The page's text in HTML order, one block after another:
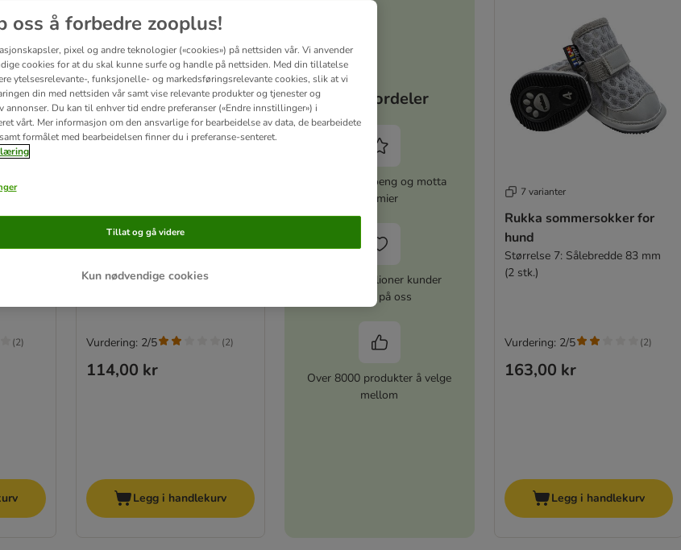
for
mm
(2)
Rukka sommersokker for
hund
(2 stk.)
114,00 kr
Vurdering: 2/5 (2)
Legg i handlekurv
Dine fordeler
Samle zooPoeng og motta
premier
Over 10 millioner kunder
stoler på oss
Over 8000 produkter å velge
mellom
7 varianter
Rukka sommersokker for
hund
Størrelse 7: Sålebredde 83 mm
(2 stk.)
163,00 kr
Vurdering: 2/5 (2)
Legg i handlekurv
oss å forbedre zooplus!
pixel og andre teknologier («cookies») på nettsiden vår. Vi anvender
cookies for at du skal kunne surfe og handle på nettsiden. Med din tillatelse
ytelsesrelevante-, funksjonelle- og markedsføringsrelevante cookies, slik at vi
din med nettsiden vår samt vise relevante produkter og tjenester og
annonser. Du kan til enhver tid endre preferanser («Endre innstillinger») i
vårt. Mer informasjon om den ansvarlige for bearbeidelse av data, de bearbeidete
formålet med bearbeidelsen finner du i preferanse-senteret.
Kun nødvendige cookies
Tillat og gå videre